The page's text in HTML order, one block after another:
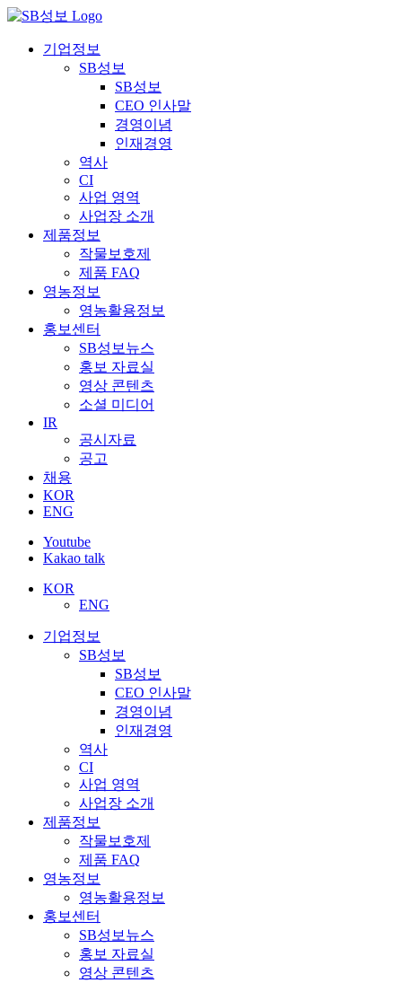
콘
기업정보
SB성보
SB성보
CEO 인사말
경영이념
인재경영
역사
CI
사업 영역
사업장 소개
제품정보
작물보호제
제품 FAQ
영농정보
영농활용정보
홍보센터
SB성보뉴스
홍보 자료실
영상 콘텐츠
소셜 미디어
IR
공시자료
공고
채용
KOR
ENG
Youtube
Kakao talk
KOR
ENG
기업정보
SB성보
SB성보
CEO 인사말
경영이념
인재경영
역사
CI
사업 영역
사업장 소개
제품정보
작물보호제
제품 FAQ
영농정보
영농활용정보
홍보센터
SB성보뉴스
홍보 자료실
영상 콘텐츠